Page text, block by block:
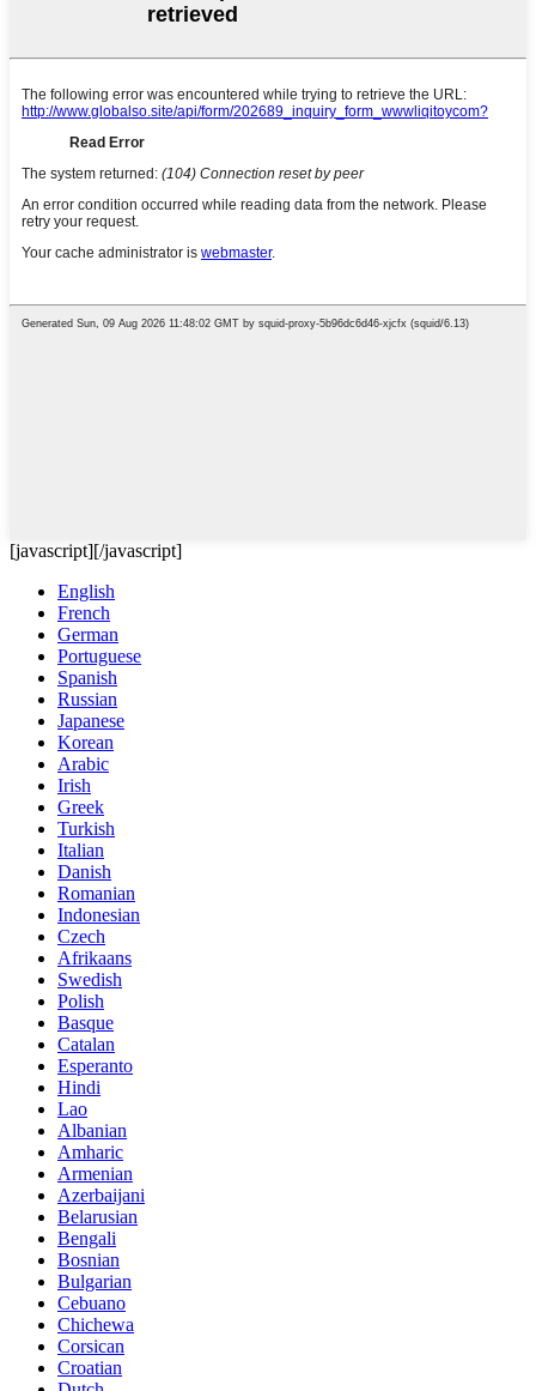
[javascript][/javascript]
English
French
German
Portuguese
Spanish
Russian
Japanese
Korean
Arabic
Irish
Greek
Turkish
Italian
Danish
Romanian
Indonesian
Czech
Afrikaans
Swedish
Polish
Basque
Catalan
Esperanto
Hindi
Lao
Albanian
Amharic
Armenian
Azerbaijani
Belarusian
Bengali
Bosnian
Bulgarian
Cebuano
Chichewa
Corsican
Croatian